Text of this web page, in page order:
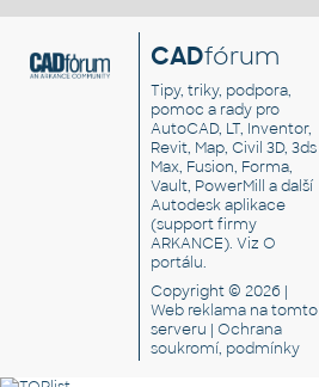
CADfórum
Tipy, triky, podpora,
pomoc a rady pro
AutoCAD, LT, Inventor,
Revit, Map, Civil 3D, 3ds
Max, Fusion, Forma,
Vault, PowerMill a další
Autodesk aplikace
(support firmy
ARKANCE). VizO
portálu.
Copyright © 2026 |
Web reklama na tomto
serveru |Ochrana
soukromí, podmínky